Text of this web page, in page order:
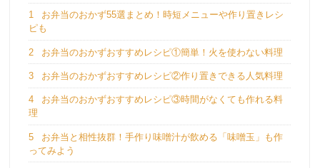
1
お弁当のおかず55選まとめ！時短メニューや作り置きレシ
ピも
2 お弁当のおかずおすすめレシピ①簡単！火を使わない料理
3 お弁当のおかずおすすめレシピ②作り置きできる人気料理
4
お弁当のおかずおすすめレシピ③時間がなくても作れる料
理
5
お弁当と相性抜群！手作り味噌汁が飲める「味噌玉」も作
ってみよう